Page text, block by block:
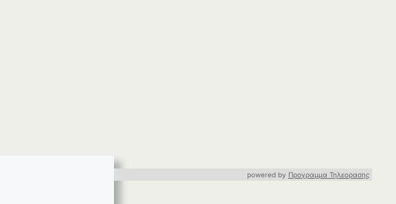
powered by Προγραμμα Τηλεορασης